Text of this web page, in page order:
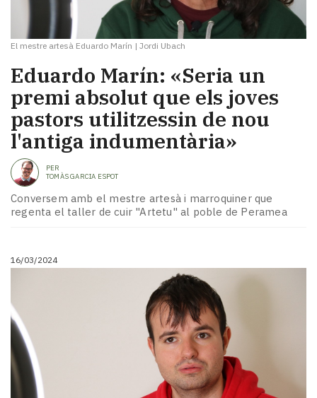
El mestre artesà Eduardo Marín | Jordi Ubach
Eduardo Marín: «Seria un
premi absolut que els joves
pastors utilitzessin de nou
l'antiga indumentària»
PER
TOMÀS GARCIA ESPOT
Conversem amb el mestre artesà i marroquiner que
regenta el taller de cuir "Artetu" al poble de Peramea
16/03/2024